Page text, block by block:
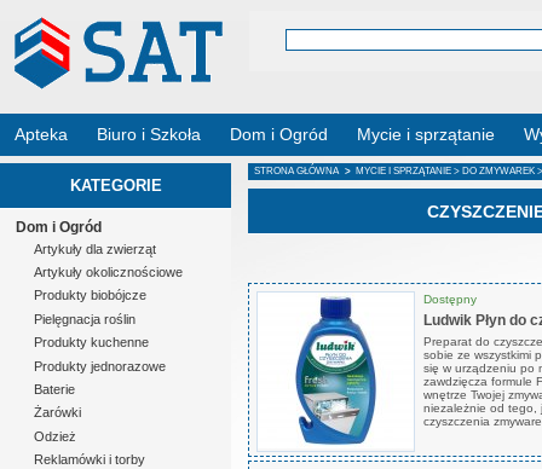
Apteka Biuro i Szkoła Dom i Ogród Mycie i sprzątanie
KATEGORIE
Dom i Ogród
Artykuły dla zwierząt
Artykuły okolicznościowe
Produkty biobójcze
Pielęgnacja roślin
Produkty kuchenne
Produkty jednorazowe
Baterie
Żarówki
Odzież
Reklamówki i torby
STRONA GŁÓWNA > MYCIE I SPRZĄTANIE >DO ZMYWAREK
Dostępny
Ludwik Płyn do
Preparat do
sobie ze wszystkimi
się w urządzeniu po
zawdzięcza formule
wnętrze Twojej
niezależnie od tego,
czyszczenia